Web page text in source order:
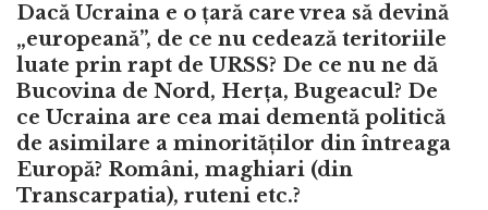
Dacă Ucraina e o țară care vrea să devină
„europeană”, de ce nu cedează teritoriile
luate prin rapt de URSS? De ce nu ne dă
Bucovina de Nord, Herța, Bugeacul? De
ce Ucraina are cea mai dementă politică
de asimilare a minorităților din întreaga
Europă? Români, maghiari (din
Transcarpatia), ruteni etc.?